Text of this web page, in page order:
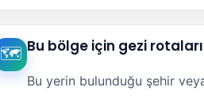
🗺️ Bu bölge için gezi
Bu yerin bulunduğu şehir